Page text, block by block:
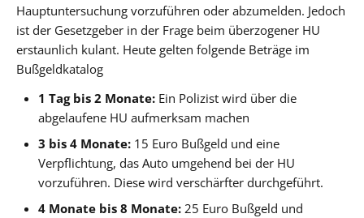
Hauptuntersuchung vorzuführen oder abzumelden. Jedoch
ist der Gesetzgeber in der Frage beim überzogener HU
erstaunlich kulant. Heute gelten folgende Beträge im
Bußgeldkatalog
1 Tag bis 2 Monate: Ein Polizist wird über die
abgelaufene HU aufmerksam machen
3 bis 4 Monate: 15 Euro Bußgeld und eine
Verpflichtung, das Auto umgehend bei der HU
vorzuführen. Diese wird verschärfter durchgeführt.
4 Monate bis 8 Monate: 25 Euro Bußgeld und